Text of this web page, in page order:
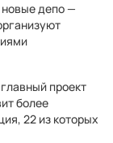
депо —
проект
более
22 из которых